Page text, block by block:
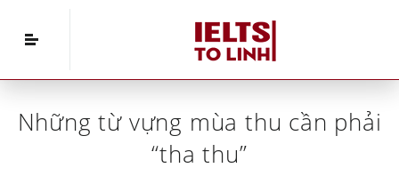
IELTS Vocabulary»Những từ vựng mùa
thu cần phải “tha thu”
Những từ vựng mùa thu cần phải
“tha thu”